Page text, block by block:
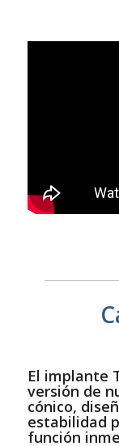
El implante
versión de
cónico,
estabilidad
función